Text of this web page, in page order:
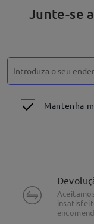
Óculos
Junte-se
Mantenha-